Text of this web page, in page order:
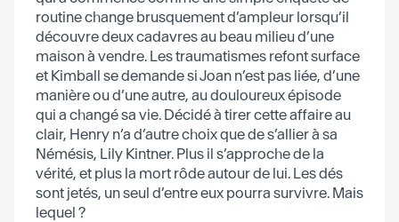
routine change brusquement d’ampleur lorsqu’il
découvre deux cadavres au beau milieu d’une
maison à vendre. Les traumatismes refont surface
et Kimball se demande si Joan n’est pas liée, d’une
manière ou d’une autre, au douloureux épisode
qui a changé sa vie. Décidé à tirer cette affaire au
clair, Henry n’a d’autre choix que de s’allier à sa
Némésis, Lily Kintner. Plus il s’approche de la
vérité, et plus la mort rôde autour de lui. Les dés
sont jetés, un seul d’entre eux pourra survivre. Mais
lequel ?